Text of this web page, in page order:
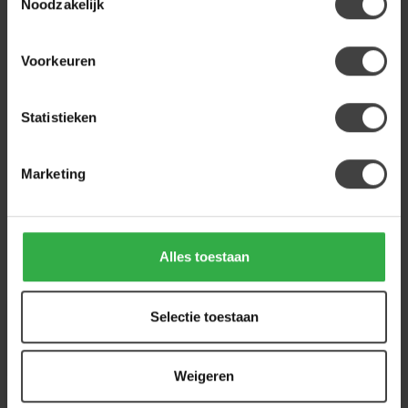
Noodzakelijk
Voorkeuren
Statistieken
Marketing
Alles toestaan
Selectie toestaan
Weigeren
1.099,00
Heb je een vraag over dit product?
Of heb je hulp nodig bij de bestelling? Neem
+31 224 850
Recent bekeken